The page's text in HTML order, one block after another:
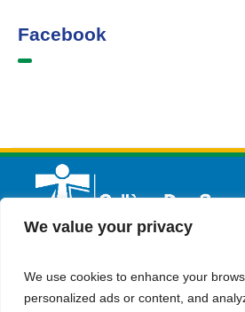
We value your privacy
We use cookies to enhance your
personalized ads or content, and
Facebook
Français Admission